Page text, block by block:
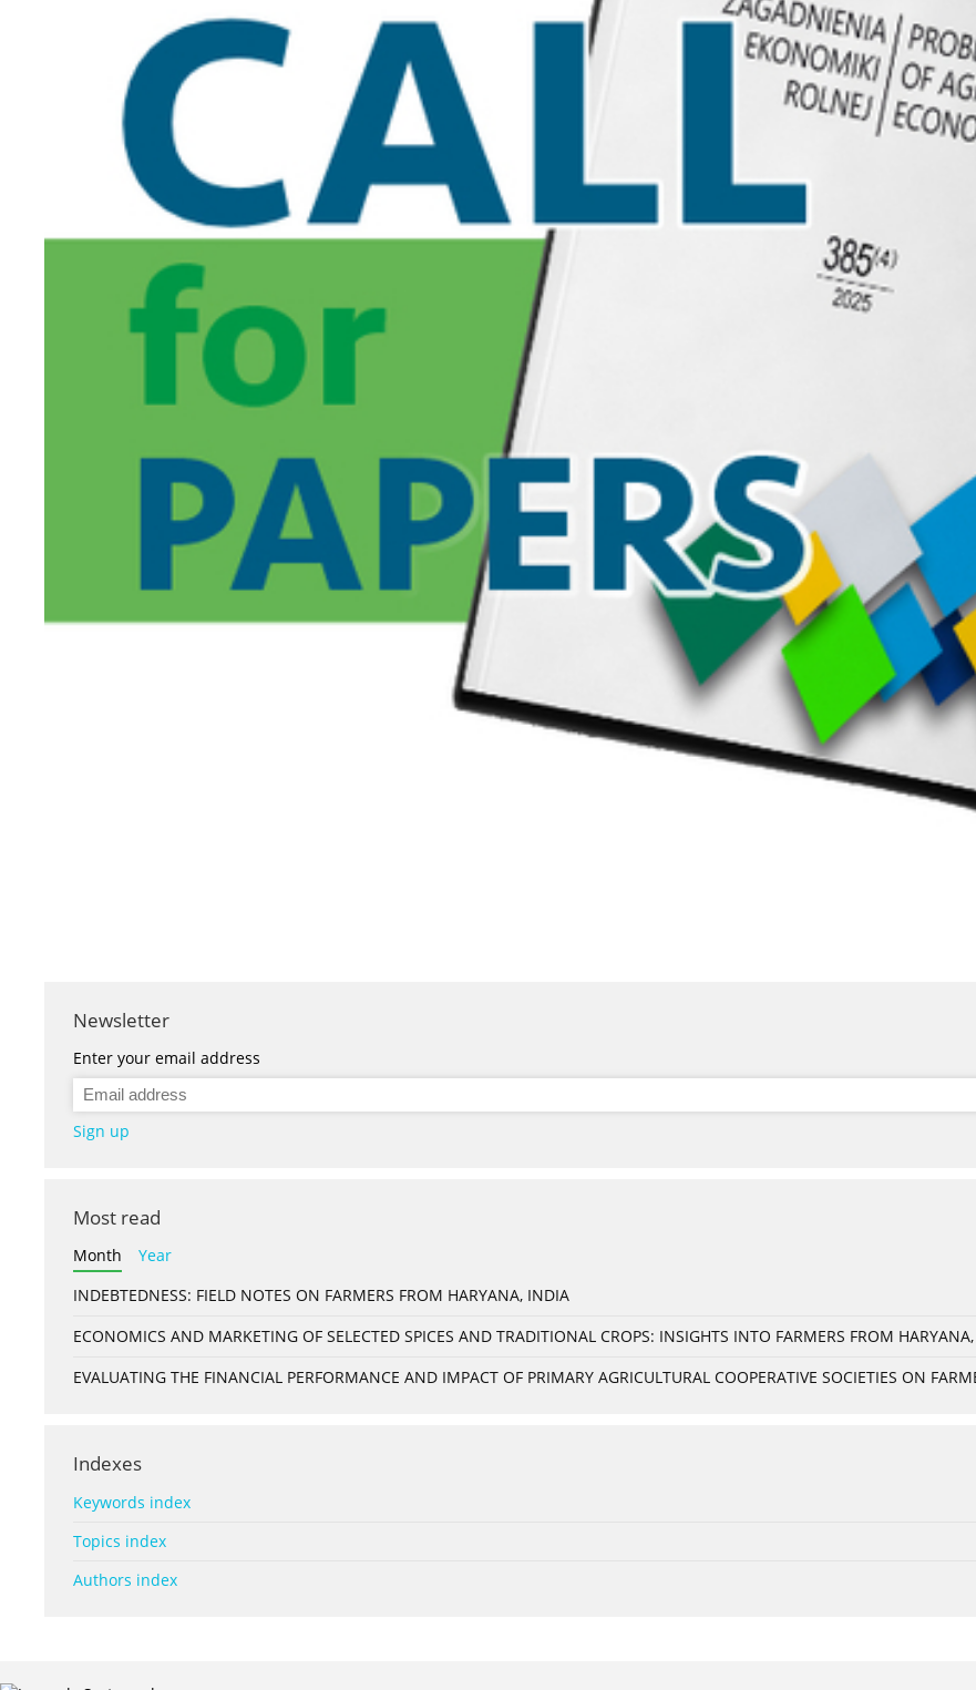
Newsletter
Enter your email address
Sign up
Most read
Month
Year
INDEBTEDNESS: FIELD NOTES ON FARMERS FROM HARYANA, INDIA
ECONOMICS AND MARKETING OF SELECTED SPICES AND TRADITIONAL CROPS: INSIGHTS INTO FARMERS FROM
EVALUATING THE FINANCIAL PERFORMANCE AND IMPACT OF PRIMARY AGRICULTURAL COOPERATIVE SOCIETIES ON
Indexes
Keywords index
Topics index
Authors index